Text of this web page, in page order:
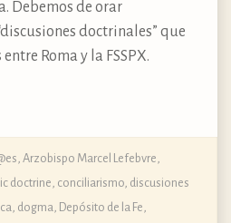
Debemos de orar
doctrinales” que
Roma y la FSSPX.
Arzobispo Marcel Lefebvre
doctrine conciliarismo discusiones
dogma, Depósito de la Fe